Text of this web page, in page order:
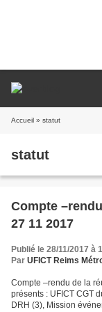
Accueil » statut
statut
Compte –rendu de
27 11 2017
Publié le 28/11/2017 à
Par UFICT Reims
Compte –rendu de la
présents : UFICT CGT
DRH (3), Mission